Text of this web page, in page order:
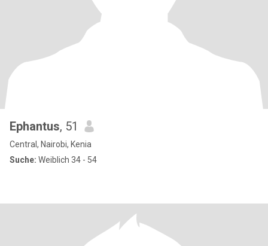
Ephantus, 51
Central, Nairobi, Kenia
Suche: Weiblich 34 - 54